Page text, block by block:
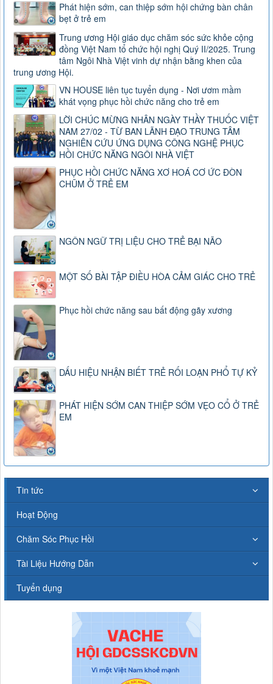
Phát hiện sớm, can thiệp sớm hội chứng bàn chân
bẹt ở trẻ em
Trung ương Hội giáo dục chăm sóc sức khỏe cộng
đồng Việt Nam tổ chức hội nghị Quý II/2025. Trung
tâm Ngôi Nhà Việt vinh dự nhận bằng khen của
trung ương Hội.
VN HOUSE liên tục tuyển dụng - Nơi ươm mầm
khát vọng phục hồi chức năng cho trẻ em
LỜI CHÚC MỪNG NHÂN NGÀY THẦY THUỐC VIỆT
NAM 27/02 - TỪ BAN LÃNH ĐẠO TRUNG TÂM
NGHIÊN CỨU ỨNG DỤNG CÔNG NGHỆ PHỤC
HỒI CHỨC NĂNG NGÔI NHÀ VIỆT
PHỤC HỒI CHỨC NĂNG XƠ HOÁ CƠ ỨC ĐÒN
CHŨM Ở TRẺ EM
NGÔN NGỮ TRỊ LIỆU CHO TRẺ BẠI NÃO
MỘT SỐ BÀI TẬP ĐIỀU HÒA CẢM GIÁC CHO TRẺ
Phục hồi chức năng sau bất động gãy xương
DẤU HIỆU NHẬN BIẾT TRẺ RỐI LOẠN PHỔ TỰ KỶ
PHÁT HIỆN SỚM CAN THIỆP SỚM VẸO CỔ Ở TRẺ
EM
Tin tức
Hoạt Động
Chăm Sóc Phục Hồi
Tài Liệu Hướng Dẫn
Tuyển dụng